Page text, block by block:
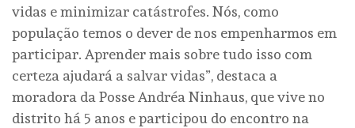
vidas e minimizar catástrofes. Nós, como
população temos o dever de nos empenharmos em
participar. Aprender mais sobre tudo isso com
certeza ajudará a salvar vidas”, destaca a
moradora da Posse Andréa Ninhaus, que vive no
distrito há 5 anos e participou do encontro na